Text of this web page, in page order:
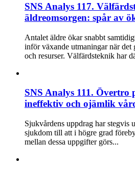
SNS Analys 117.
äldreomsorgen: spår av
Antalet äldre ökar snabbt
inför växande utmaningar när
och resurser. Välfärdsteknik har
SNS Analys 111. Övertro
ineffektiv och ojämlik
Sjukvårdens uppdrag har stegvis
sjukdom till att i högre grad
mellan dessa uppgifter görs...